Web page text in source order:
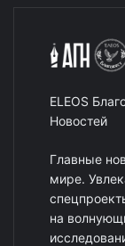
ELEOS
Новостей
Главные
мире.
на